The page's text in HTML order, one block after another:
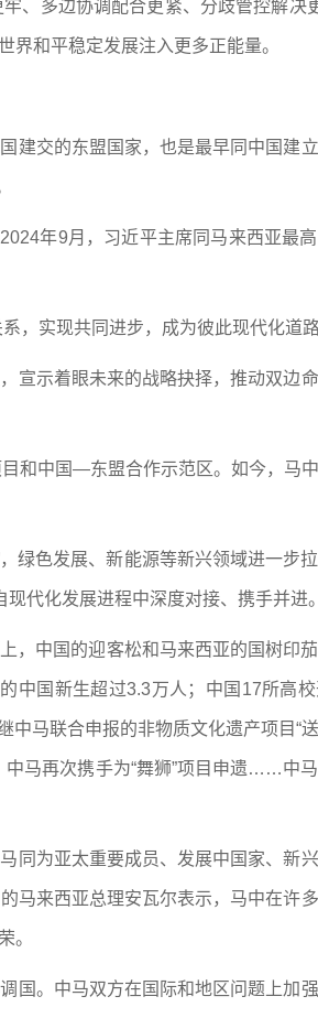
、多边协调配合更紧、分歧管控解决
界和平稳定发展注入更多正能量。
建交的东盟国家，也是最早同中国建
年9月，习近平主席同马来西亚最
，实现共同进步，成为彼此现代化道路
宣示着眼未来的战略抉择，推动双边
和中国—东盟合作示范区。如今，马
，绿色发展、新能源等新兴领域进一
代化发展进程中深度对接、携手并进。
，中国的迎客松和马来西亚的国树印
国新生超过3.3万人；中国17所高校
中马联合申报的非物质文化遗产项目
马再次携手为“舞狮”项目申遗……中
同为亚太重要成员、发展中国家、新
马来西亚总理安瓦尔表示，马中在许
。
国。中马双方在国际和地区问题上加